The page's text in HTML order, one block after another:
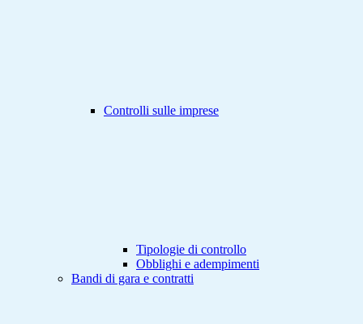
Controlli sulle imprese
Tipologie di controllo
Obblighi e adempimenti
Bandi di gara e contratti